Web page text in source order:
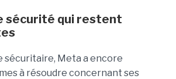
sécurité qui restent
sécuritaire, Meta a encore
à résoudre concernant ses